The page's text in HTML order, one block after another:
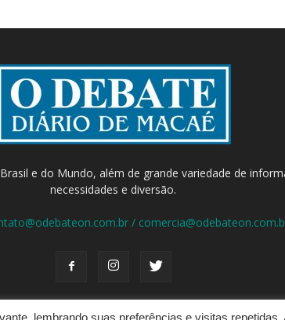
e do Mundo, além de grande variedade de
necessidades e diversão.
/